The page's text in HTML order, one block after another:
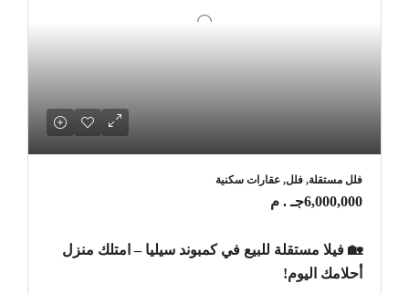
فلل مستقلة, فلل, عقارات سكنية
6,000,000جـ . م
🏡 فيلا مستقلة للبيع في كمبوند سيليا – امتلك منزل
أحلامك اليوم!